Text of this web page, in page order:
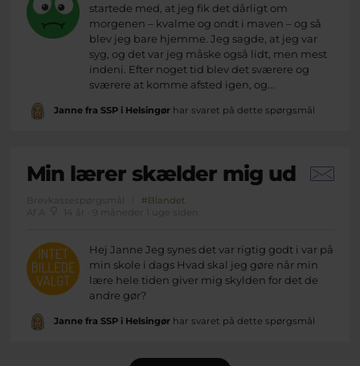
startede med, at jeg fik det dårligt om
morgenen – kvalme og ondt i maven – og så
blev jeg bare hjemme. Jeg sagde, at jeg var
syg, og det var jeg måske også lidt, men mest
indeni. Efter noget tid blev det sværere og
sværere at komme afsted igen, og...
Janne fra SSP i Helsingørhar svaret på dette spørgsmål
Min lærer skælder mig ud
Brevkassespørgsmål
#Blandet
Af A
14 år · 9 måneder 1 uge siden
Hej Janne Jeg synes det var rigtig godt i var på
min skole i dags Hvad skal jeg gøre når min
lære hele tiden giver mig skylden for det de
andre gør?
Janne fra SSP i Helsingørhar svaret på dette spørgsmål